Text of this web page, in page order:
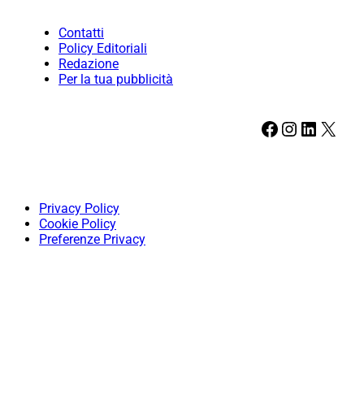
Contatti
Policy Editoriali
Redazione
Per la tua pubblicità
Facebook Instagram LinkedIn X
Privacy Policy
Cookie Policy
Preferenze Privacy